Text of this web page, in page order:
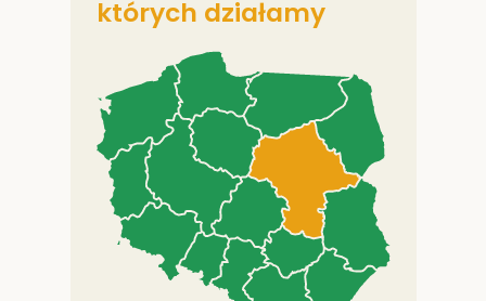
których działamy